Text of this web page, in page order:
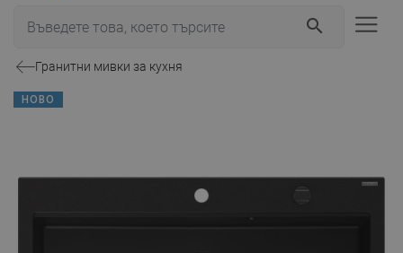
search
Гранитни мивки за кухня
НОВО